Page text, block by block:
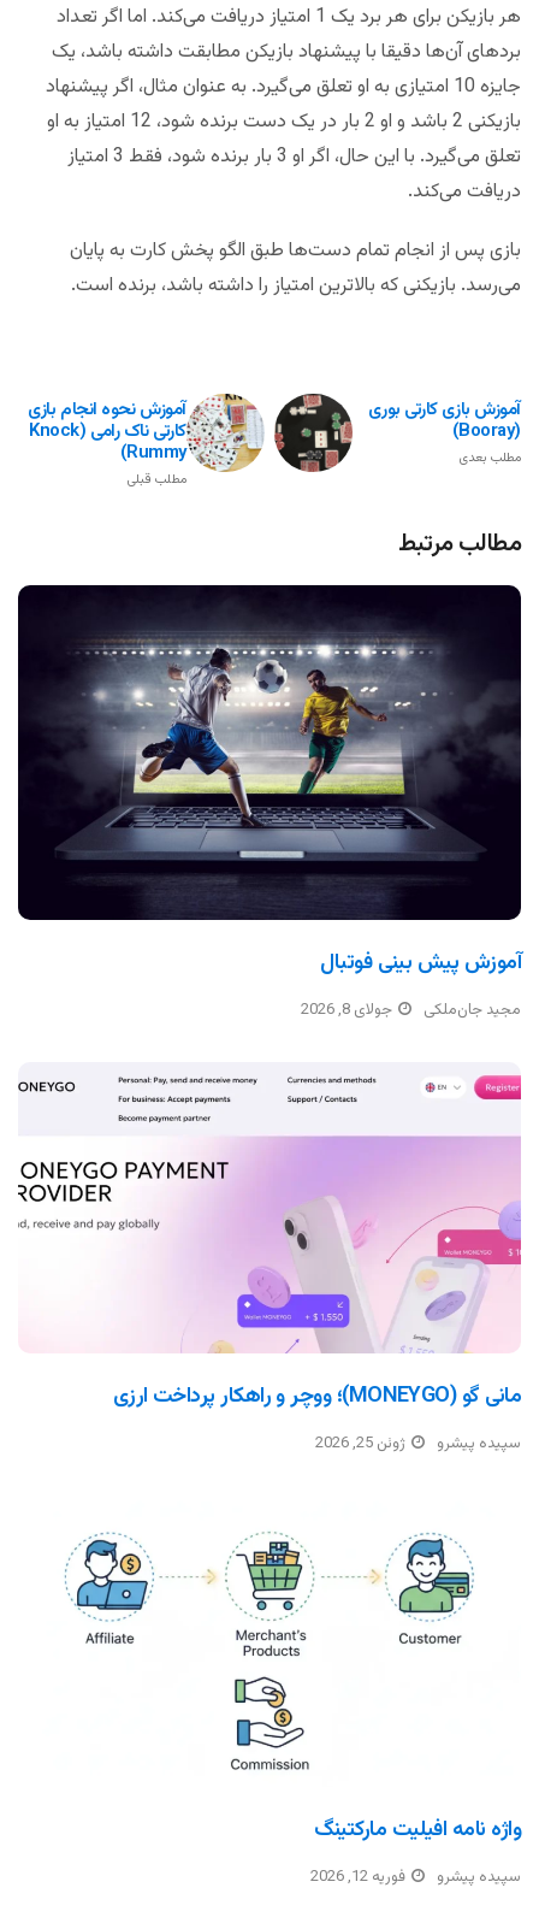
هر بازیکن برای هر برد یک 1 امتیاز دریافت می‌کند. اما اگر تعداد
بردهای آن‌ها دقیقا با پیشنهاد بازیکن مطابقت داشته باشد، یک
جایزه 10 امتیازی به او تعلق می‌گیرد. به عنوان مثال، اگر پیشنهاد
بازیکنی 2 باشد و او 2 بار در یک دست برنده شود، 12 امتیاز به او
تعلق می‌گیرد. با این حال، اگر او 3 بار برنده شود، فقط 3 امتیاز
دریافت می‌کند.
بازی پس از انجام تمام دست‌ها طبق الگو پخش کارت به پایان
می‌رسد. بازیکنی که بالاترین امتیاز را داشته باشد، برنده است.
آموزش نحوه انجام بازی
کارتی ناک رامی (Knock
Rummy)
مطلب قبلی
آموزش بازی کارتی بوری
(Booray)
مطلب بعدی
مطالب مرتبط
آموزش پیش بینی فوتبال
مجید جان‌ملکی جولای 8, 2026
مانی گو (MONEYGO)؛ ووچر و راهکار پرداخت ارزی
سپیده پیشرو ژوئن 25, 2026
واژه نامه افیلیت مارکتینگ
سپیده پیشرو فوریه 12, 2026